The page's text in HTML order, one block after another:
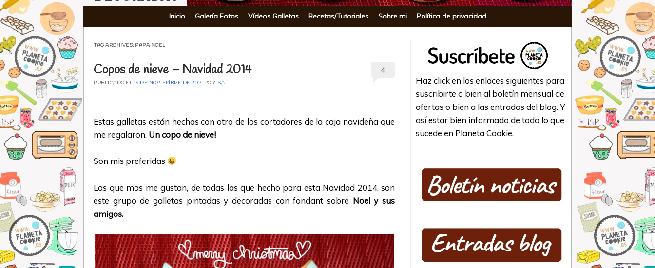
Inicio Galería Fotos Vídeos Galletas Recetas/Tutoriales Sobre mi Política de privacidad
TAG ARCHIVES: PAPA NOEL
Copos de nieve – Navidad 2014
PUBLICADO EL 18 DE NOVIEMBRE DE 2014 POR ISA
4
Estas galletas están hechas con otro de los cortadores de la caja navideña que
me regalaron. Un copo de nieve!
Son mis preferidas
Las que mas me gustan, de todas las que hecho para esta Navidad 2014, son
este grupo de galletas pintadas y decoradas con fondant sobre Noel y sus
amigos.
Haz click en los enlaces siguientes para
suscribirte o bien al boletín mensual de
ofertas o bien a las entradas del blog. Y
así estar bien informado de todo lo que
sucede en Planeta Cookie.